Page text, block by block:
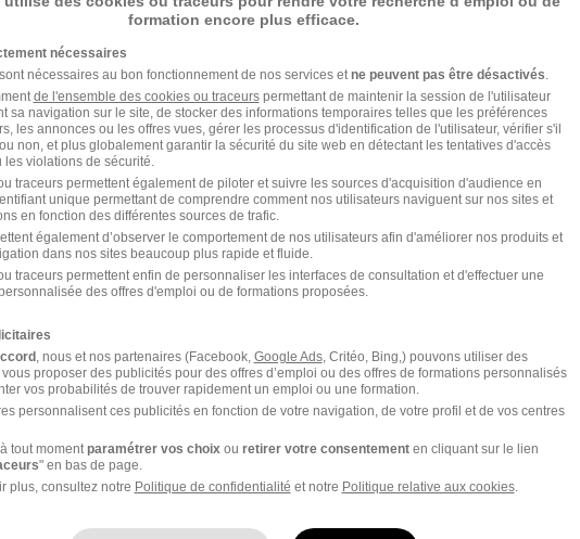
57 CDI
de Travaux H/F
Super recruteur
57 CDI 32 000 - 36 000 € / an
- Conductrice d'Engins de Chantier H/F
Interim Super recruteur
formation encore plus efficace.
nécessaires
nécessaires au bon fonctionnement de nos services et ne peuvent pas être désactivés
de l'ensemble des cookies ou traceurspermettant de maintenir la session de l'utilisateur
sa navigation sur le site, de stocker des informations temporaires telles que les préférences
les annonces ou les offres vues, gérer les processus d'identification de l'utilisateur, vérifier s'il
non, et plus globalement garantir la sécurité du site web en détectant les tentatives d'accès
violations de sécurité.
traceurs permettent également de piloter et suivre les sources d'acquisition d'audience en
unique permettant de comprendre comment nos utilisateurs naviguent sur nos sites et
en fonction des différentes sources de trafic.
également d’observer le comportement de nos utilisateurs afin d'améliorer nos produits et
dans nos sites beaucoup plus rapide et fluide.
traceurs permettent enfin de personnaliser les interfaces de consultation et d'effectuer une
des offres d'emploi ou de formations proposées.
, nous et nos partenaires (Facebook, Google Ads, Critéo, Bing,) pouvons utiliser des
proposer des publicités pour des offres d’emploi ou des offres de formations personnalisés
vos probabilités de trouver rapidement un emploi ou une formation.
personnalisent ces publicités en fonction de votre navigation, de votre profil et de vos centres
tout moment paramétrer vos choix ou retirer votre consentementen cliquant sur le lien
" en bas de page.
plus, consultez notre Politique de confidentialité et notre Politique relative aux cookies.